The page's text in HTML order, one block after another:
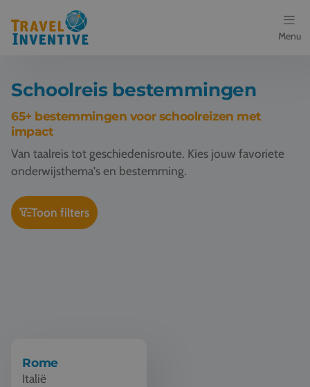
Menu
Bestemmingen
Schoolreis thema's
Voor docenten
Over ons
Een offerte aanvragen
076 522 30 57
Schoolreis bestemmingen
65+ bestemmingen voor schoolreizen met
impact
Van taalreis tot geschiedenisroute. Kies jouw favoriete
onderwijsthema's en bestemming.
Toon filters
Rome
Italië